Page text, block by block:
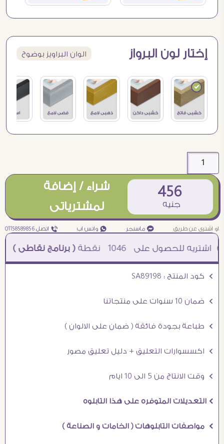
إختار لون البرواز الوان البراويز بوضوح
456
جنيه
شراء / إضافة
لمشترياتى
او اشترى عن طريق ¥ ماسنجر ₧ واتس اب ƒ اتصل 01158589856
1046 نقطة( برنامج نقاطى )à خصم 5% للعملاء الجدد à شحن مجانى عند الشراء ب 4000 جنيه à
Ö كود المنتج : SA89198
Ö ضمان 10 سنوات على منتجاتنا
Ö طباعة بجودة فائقة ( ضمان على الالوان )
Ö اكسسوارات التعليق + دليل تعليق مصور
Ö وقت الانتاج من 5 الى 10 ايام
Ö التعديلات المتوفره على هذا التابلوه
Ö مواصفات التابلوهات ( الخامات و الصناعة )